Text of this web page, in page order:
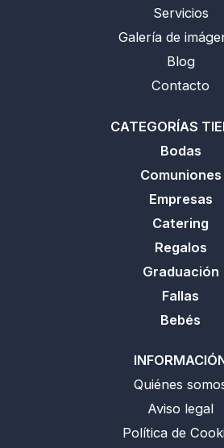
m
Servicios
Galería de
Blog
Contacto
CATEGORÍAS
Bodas
Comuniones
Empresas
Catering
Regalos
Graduación
Fallas
Bebés
Quiénes
Aviso legal
Política de